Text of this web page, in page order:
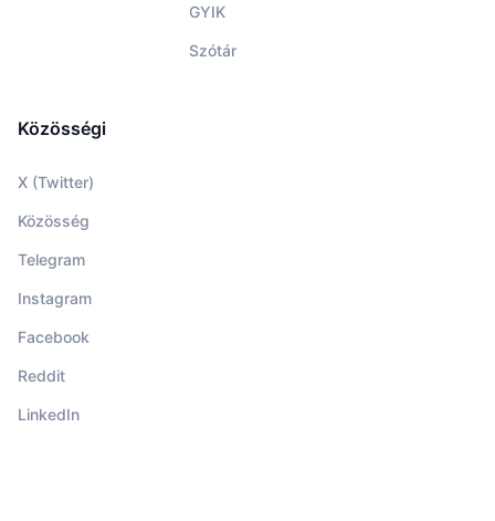
GYIK
Szótár
Közösségi
X (Twitter)
Közösség
Telegram
Instagram
Facebook
Reddit
LinkedIn